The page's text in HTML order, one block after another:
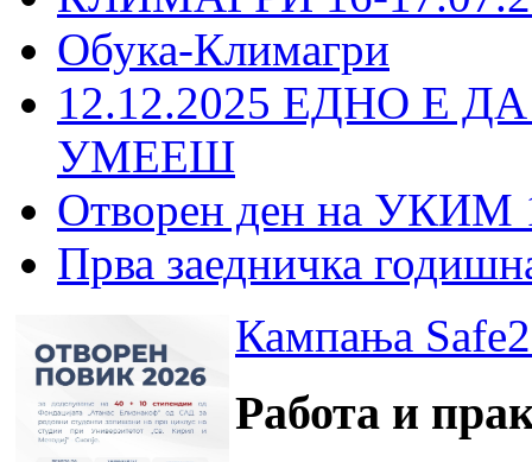
Обука-Климагри
12.12.2025 ЕДНО Е
УМЕЕШ
Отворен ден на УКИМ
Прва заедничка
Кампања
Работа и